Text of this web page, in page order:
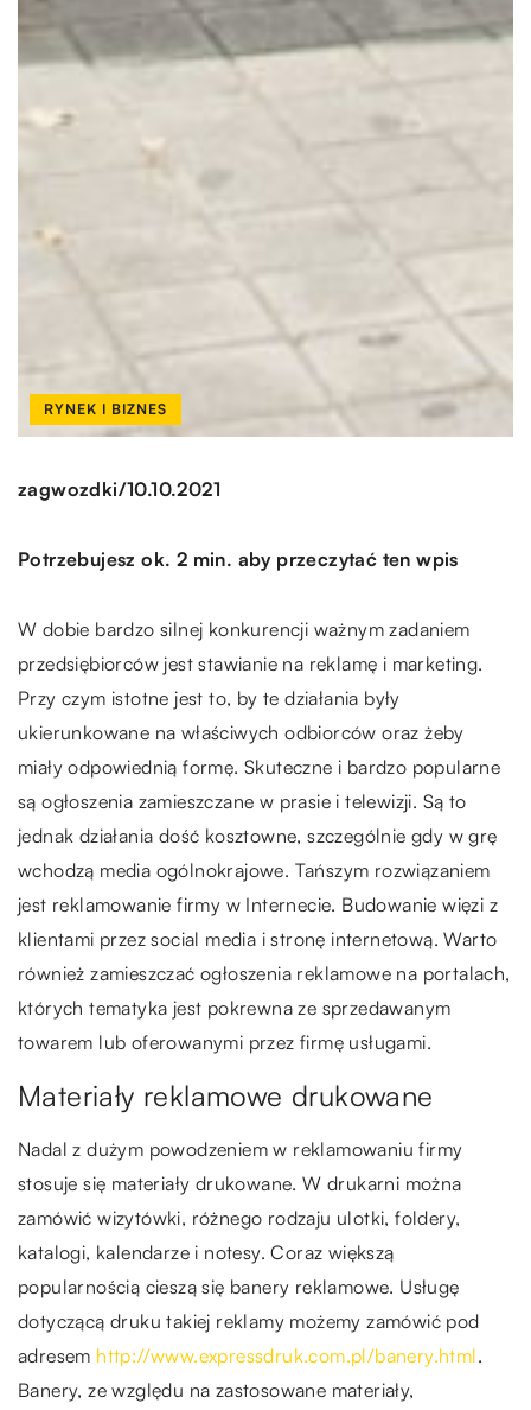
RYNEK I BIZNES
zagwozdki/10.10.2021
Potrzebujesz ok. 2 min. aby przeczytać ten wpis
W dobie bardzo silnej konkurencji ważnym zadaniem
przedsiębiorców jest stawianie na reklamę i marketing.
Przy czym istotne jest to, by te działania były
ukierunkowane na właściwych odbiorców oraz żeby
miały odpowiednią formę. Skuteczne i bardzo popularne
są ogłoszenia zamieszczane w prasie i telewizji. Są to
jednak działania dość kosztowne, szczególnie gdy w grę
wchodzą media ogólnokrajowe. Tańszym rozwiązaniem
jest reklamowanie firmy w Internecie. Budowanie więzi z
klientami przez social media i stronę internetową. Warto
również zamieszczać ogłoszenia reklamowe na portalach,
których tematyka jest pokrewna ze sprzedawanym
towarem lub oferowanymi przez firmę usługami.
Materiały reklamowe drukowane
Nadal z dużym powodzeniem w reklamowaniu firmy
stosuje się materiały drukowane. W drukarni można
zamówić wizytówki, różnego rodzaju ulotki, foldery,
katalogi, kalendarze i notesy. Coraz większą
popularnością cieszą się banery reklamowe. Usługę
dotyczącą druku takiej reklamy możemy zamówić pod
adresem http://www.expressdruk.com.pl/banery.html.
Banery, ze względu na zastosowane materiały,